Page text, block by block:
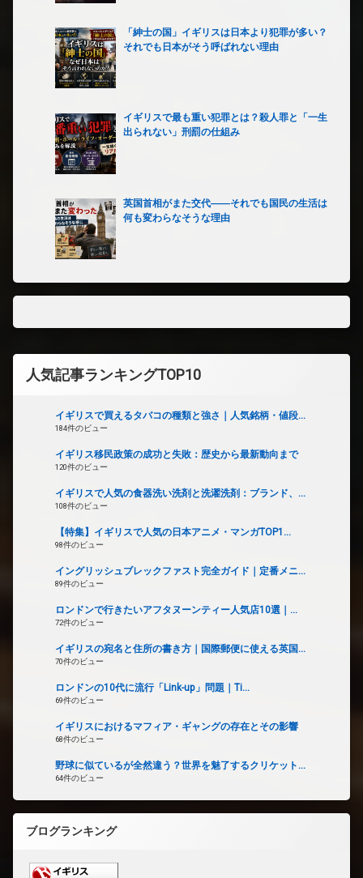
「紳士の国」イギリスは日本より犯罪が多い？
それでも日本がそう呼ばれない理由
イギリスで最も重い犯罪とは？殺人罪と「一生
出られない」刑罰の仕組み
英国首相がまた交代――それでも国民の生活は
何も変わらなそうな理由
人気記事ランキングTOP10
イギリスで買えるタバコの種類と強さ｜人気銘柄・値段...
184件のビュー
イギリス移民政策の成功と失敗：歴史から最新動向まで
120件のビュー
イギリスで人気の食器洗い洗剤と洗濯洗剤：ブランド、...
108件のビュー
【特集】イギリスで人気の日本アニメ・マンガTOP1...
98件のビュー
イングリッシュブレックファスト完全ガイド｜定番メニ...
89件のビュー
ロンドンで行きたいアフタヌーンティー人気店10選｜...
72件のビュー
イギリスの宛名と住所の書き方｜国際郵便に使える英国...
70件のビュー
ロンドンの10代に流行「Link-up」問題｜Ti...
69件のビュー
イギリスにおけるマフィア・ギャングの存在とその影響
68件のビュー
野球に似ているが全然違う？世界を魅了するクリケット...
64件のビュー
ブログランキング